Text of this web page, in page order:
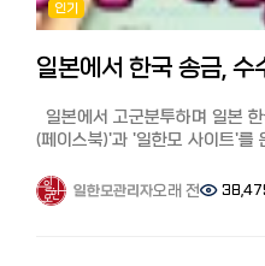
한번은 가장 저렴하고 편하게
1회 개인 송금 최대액은
5만 달러(500만엔, 5500만원
초회 친구 소개 코드를 넣으면
송금하였고 수수료는 무료 적
최근에도 같은 금액 84,800엔
사용하여 49엔, 한국에 보내진
장단점과 포인트 ●장점: 초회
인기
일본에서 고군분투하며 일본
(페이스북)'과 '일한모 사이트'
추천이 많은 월드패밀리 송금을
소개해드리겠습니다. 일본에서
일한모관리자오래 전